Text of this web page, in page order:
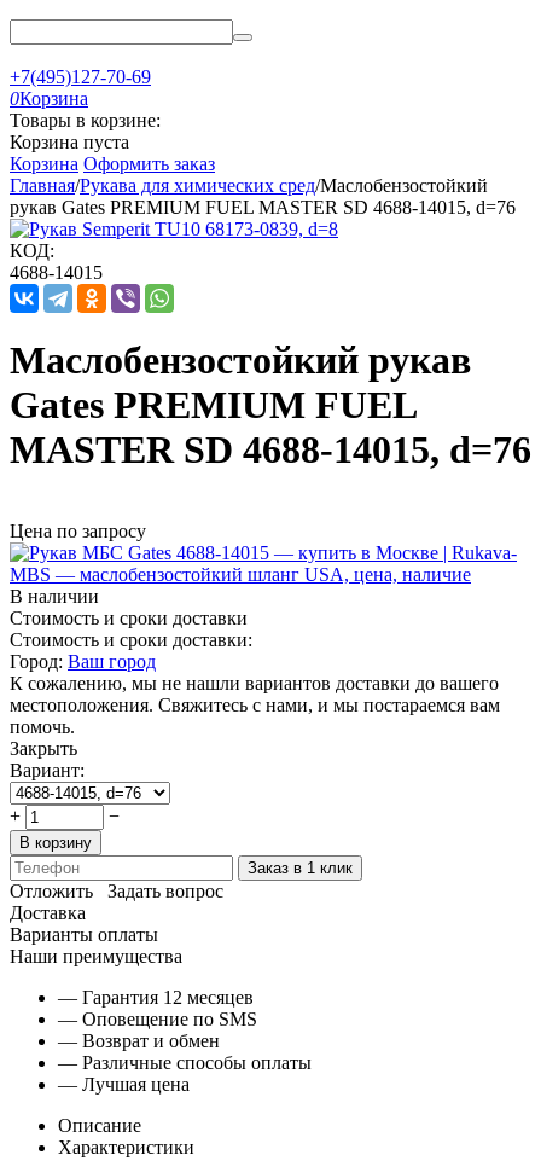
+7(495)127-70-69
0Корзина
Товары в корзине:
Корзина пуста
Корзина Оформить заказ
Главная/Рукава для химических сред/Маслобензостойкий
рукав Gates PREMIUM FUEL MASTER SD 4688-14015, d=76
КОД:
4688-14015
Маслобензостойкий рукав
Gates PREMIUM FUEL
MASTER SD 4688-14015, d=76
Цена по запросу
В наличии
Стоимость и сроки доставки
Стоимость и сроки доставки:
Город: Ваш город
К сожалению, мы не нашли вариантов доставки до вашего
местоположения. Свяжитесь с нами, и мы постараемся вам
помочь.
Закрыть
Вариант:
+ −
В корзину
Заказ в 1 клик
Отложить
Задать вопрос
Доставка
Варианты оплаты
Наши преимущества
— Гарантия 12 месяцев
— Оповещение по SMS
— Возврат и обмен
— Различные способы оплаты
— Лучшая цена
Описание
Характеристики